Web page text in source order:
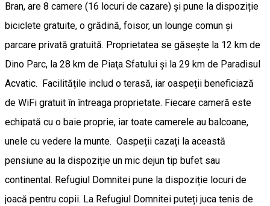
Bran, are 8 camere (16 locuri de cazare) și pune la dispoziție
biciclete gratuite, o grădină, foisor, un lounge comun și
parcare privată gratuită. Proprietatea se găsește la 12 km de
Dino Parc, la 28 km de Piaţa Sfatului și la 29 km de Paradisul
Acvatic. Facilitățile includ o terasă, iar oaspeții beneficiază
de WiFi gratuit în întreaga proprietate. Fiecare cameră este
echipată cu o baie proprie, iar toate camerele au balcoane,
unele cu vedere la munte. Oaspeții cazați la această
pensiune au la dispoziție un mic dejun tip bufet sau
continental. Refugiul Domnitei pune la dispoziție locuri de
joacă pentru copii. La Refugiul Domnitei puteți juca tenis de